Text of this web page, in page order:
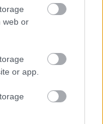
web or
or app.
a fizikai
is
ilyen
jelenlétet is
valahol efelé
például nem
is